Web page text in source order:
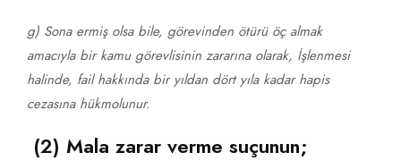
g) Sona ermiş olsa bile, görevinden ötürü öç almak
amacıyla bir kamu görevlisinin zararına olarak, İşlenmesi
halinde, fail hakkında bir yıldan dört yıla kadar hapis
cezasına hükmolunur.
(2) Mala zarar verme suçunun;